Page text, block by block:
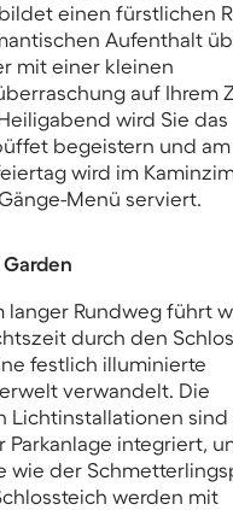
einen fürstlichen
Aufenthalt
mit einer kleinen
auf Ihrem
wird Sie das
begeistern und am
wird im
Menü serviert.
langer Rundweg führt
durch den
festlich illuminierte
verwandelt. Die
Lichtinstallationen
Parkanlage integriert,
wie der
werden mit